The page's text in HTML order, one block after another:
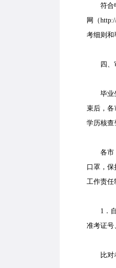
符合申
网（
考细则和
四、
毕业生
束后，
学历核查
各市（
口罩，
工作责任
1．自
准考证号
比对考